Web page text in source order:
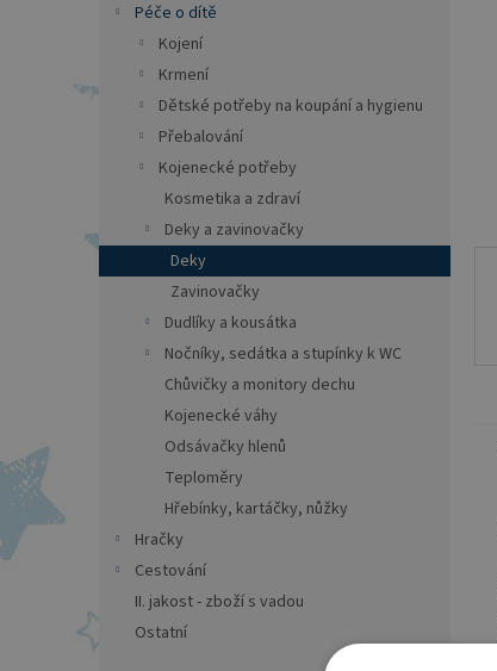
Péče o dítě
Kojení
Krmení
Dětské potřeby na koupání a hygienu
Přebalování
Kojenecké potřeby
Kosmetika a zdraví
Deky a zavinovačky
Deky
Zavinovačky
Dudlíky a kousátka
Nočníky, sedátka a stupínky k WC
Chůvičky a monitory dechu
Kojenecké váhy
Odsávačky hlenů
Teploměry
Hřebínky, kartáčky, nůžky
Hračky
Cestování
II. jakost - zboží s vadou
Ostatní